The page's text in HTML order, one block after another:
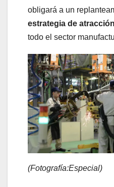
obligará a un
estrategia de
todo el sector
(Fotografía:Especial)